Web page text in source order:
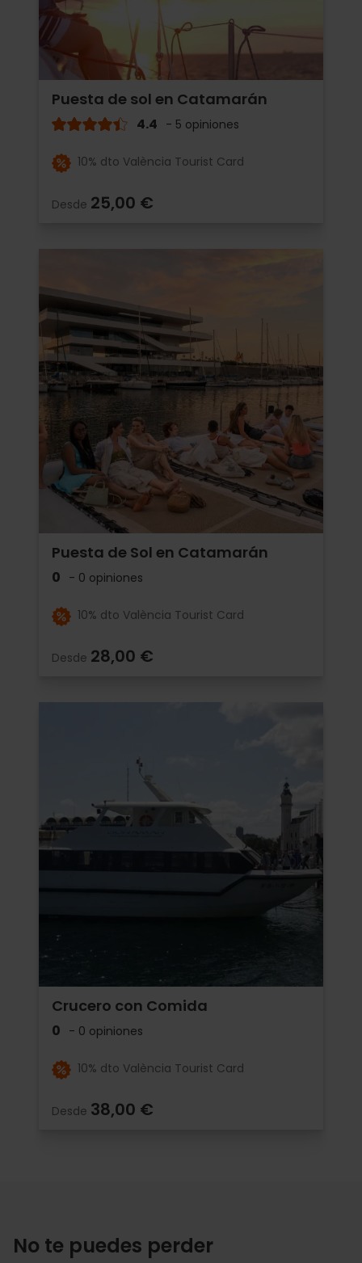
Puesta de sol en Catamarán
4.4 - 5 opiniones
10% dto València Tourist Card
Desde 25,00 €
Puesta de Sol en Catamarán
0 - 0 opiniones
10% dto València Tourist Card
Desde 28,00 €
Crucero con Comida
0 - 0 opiniones
10% dto València Tourist Card
Desde 38,00 €
No te puedes perder